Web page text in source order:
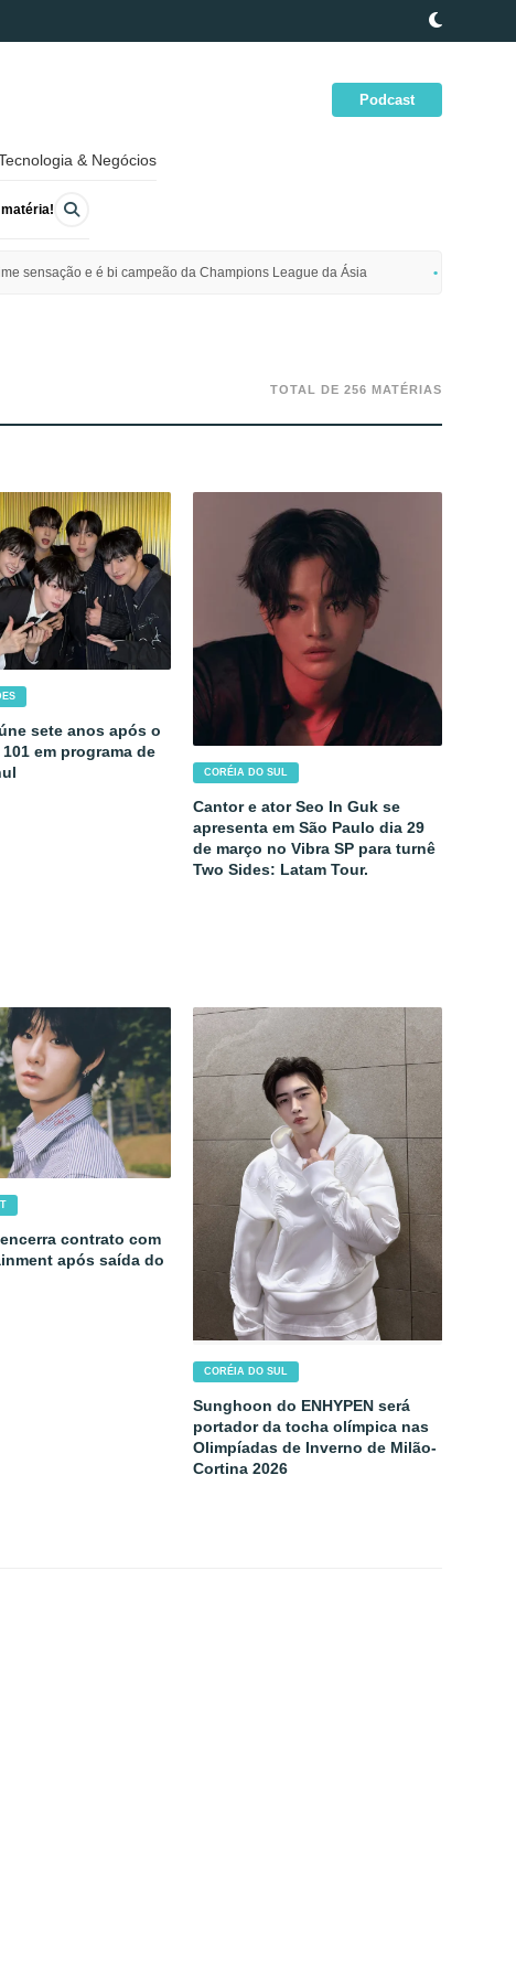
Podcast
& Negócios
matéria!
sensação e é bi campeão da Champions League da Ásia
TOTAL DE 256 MATÉRIAS
sete anos após o
em programa de
CORÉIA DO SUL
Cantor e ator Seo In Guk se
apresenta em São Paulo dia 29
de março no Vibra SP para turnê
Two Sides: Latam Tour.
contrato com
após saída do
CORÉIA DO SUL
Sunghoon do ENHYPEN será
portador da tocha olímpica nas
Olimpíadas de Inverno de Milão-
Cortina 2026